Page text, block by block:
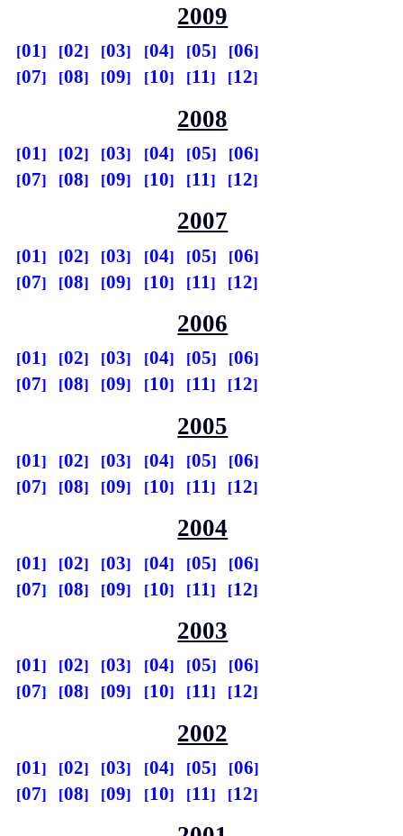
2009
01 02 03 04 05
06
07
08 09 10 11 12
2008
01 02 03 04 05
06
07
08 09 10 11 12
2007
01 02 03 04 05
06
07
08 09 10 11 12
2006
01 02 03 04 05
06
07
08 09 10 11 12
2005
01 02 03 04 05
06
07
08 09 10 11 12
2004
01 02 03 04 05
06
07
08 09 10 11 12
2003
01 02 03 04 05
06
07
08 09 10 11 12
2002
01 02 03 04 05
06
07
08 09 10 11 12